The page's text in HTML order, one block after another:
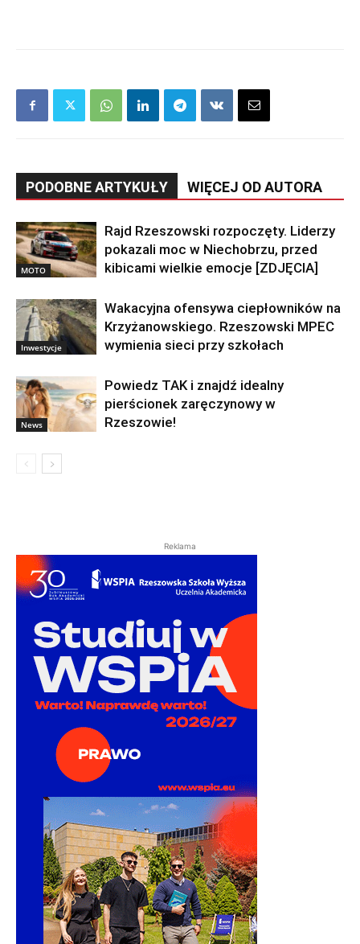
PODOBNE ARTYKUŁY WIĘCEJ OD AUTORA
MOTO
Rajd Rzeszowski rozpoczęty. Liderzy
pokazali moc w Niechobrzu, przed
kibicami wielkie emocje [ZDJĘCIA]
Inwestycje
Wakacyjna ofensywa ciepłowników na
Krzyżanowskiego. Rzeszowski MPEC
wymienia sieci przy szkołach
News
Powiedz TAK i znajdź idealny
pierścionek zaręczynowy w
Rzeszowie!
Reklama